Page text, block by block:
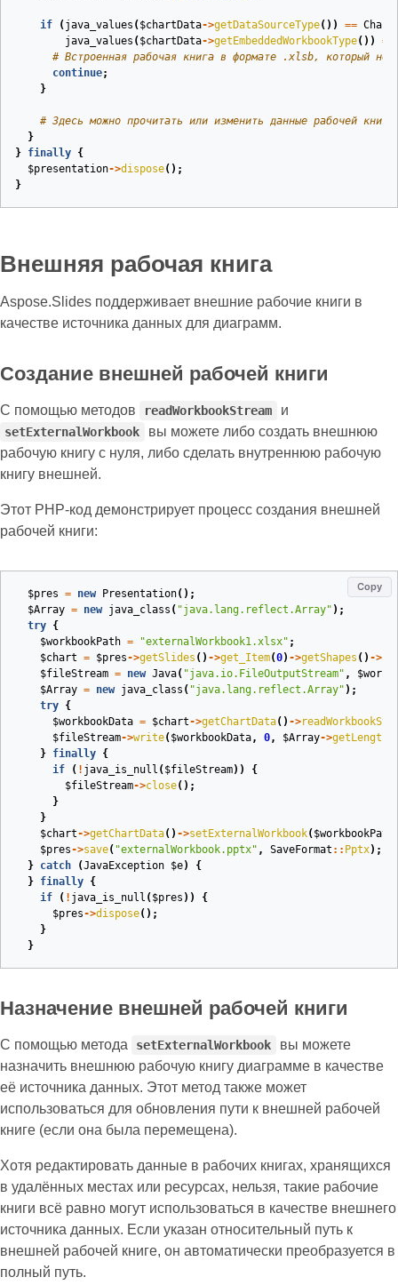
if ( java_values ( $chartData->getDataSourceType()) ==
java_values ( $chartData->getEmbeddedWorkbookType())
==
# Встроенная рабочая книга в формате .xlsb, который не
continue;
}
# Здесь можно прочитать или изменить данные рабочей
}
} finally {
$presentation->dispose();
}
Внешняя рабочая книга
Aspose.Slides поддерживает внешние рабочие книги в
качестве источника данных для диаграмм.
Создание внешней рабочей книги
С помощью методов readWorkbookStream и
setExternalWorkbook
вы можете либо создать внешнюю
рабочую книгу с нуля, либо сделать внутреннюю рабочую
книгу внешней.
Этот PHP‑код демонстрирует процесс создания внешней
рабочей книги:
Copy
$pres = new Presentation();
$Array = new java_class ( "java.lang.reflect.Array" );
try {
$workbookPath = "externalWorkbook1.xlsx" ;
$chart = $pres->getSlides () ->get_Item(0) ->getShapes () ->
$fileStream = new Java( "java.io.FileOutputStream" ,
$Array = new java_class ( "java.lang.reflect.Array" );
try {
$workbookData = $chart->getChartData() ->
$fileStream->write( $workbookData, 0, $Array->getLength
} finally {
if
( ! java_is_null ( $fileStream))
{
$fileStream->close();
}
}
$chart->getChartData() ->setExternalWorkbook( $workbookPath
$pres->save( "externalWorkbook.pptx" , SaveFormat :: Pptx);
} catch (JavaException $e)
{
} finally {
if
( ! java_is_null ( $pres ))
{
$pres->dispose();
}
}
Назначение внешней рабочей книги
С помощью метода setExternalWorkbook
вы можете
назначить внешнюю рабочую книгу диаграмме в качестве
её источника данных. Этот метод также может
использоваться для обновления пути к внешней рабочей
книге (если она была перемещена).
Хотя редактировать данные в рабочих книгах, хранящихся
в удалённых местах или ресурсах, нельзя, такие рабочие
книги всё равно могут использоваться в качестве внешнего
источника данных. Если указан относительный путь к
внешней рабочей книге, он автоматически преобразуется в
полный путь.